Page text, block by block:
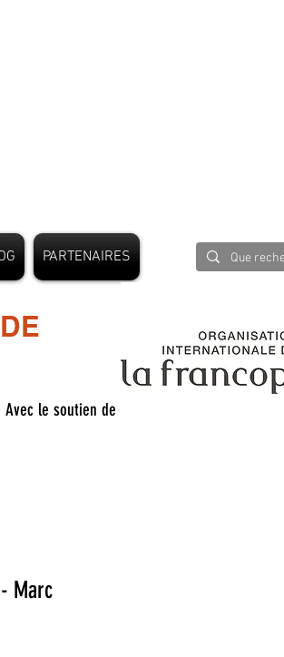
PARTENAIRES
Avec le soutien de
Marc